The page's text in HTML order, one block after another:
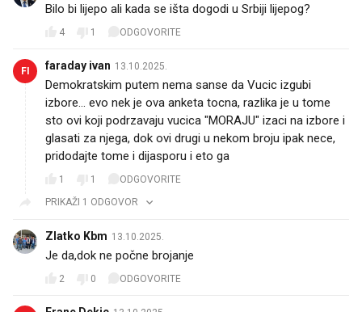
Bilo bi lijepo ali kada se išta dogodi u Srbiji lijepog?
4 1 ODGOVORITE
FI faraday ivan 13.10.2025.
Demokratskim putem nema sanse da Vucic izgubi
izbore... evo nek je ova anketa tocna, razlika je u tome
sto ovi koji podrzavaju vucica "MORAJU" izaci na izbore i
glasati za njega, dok ovi drugi u nekom broju ipak nece,
pridodajte tome i dijasporu i eto ga
1 1
ODGOVORITE
PRIKAŽI 1 ODGOVOR
Zlatko Kbm 13.10.2025.
Je da,dok ne počne brojanje
2 0 ODGOVORITE